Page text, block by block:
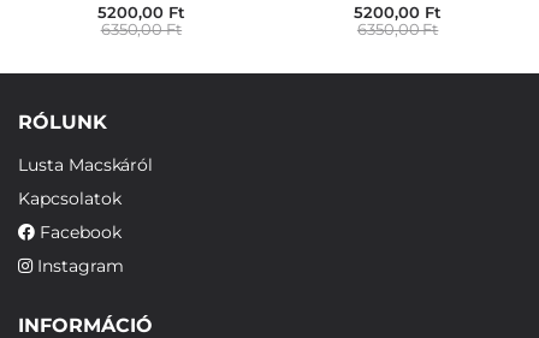
5200,00 Ft
6350,00 Ft
5200,00 Ft
6350,00 Ft
RÓLUNK
Lusta Macskáról
Kapcsolatok
Facebook
Instagram
INFORMÁCIÓ